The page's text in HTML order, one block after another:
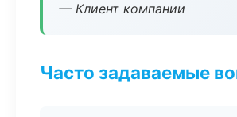
— Клиент компании
Часто задаваемые